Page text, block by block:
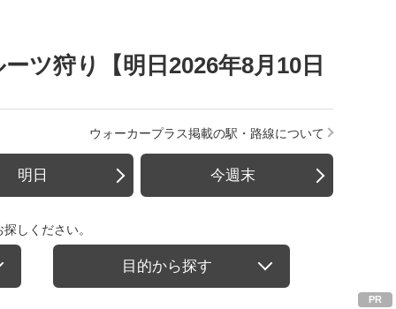
ツ狩り【明日2026年8月10日
ウォーカープラス掲載の駅・路線について
明日 今週末
しください。
目的から探す